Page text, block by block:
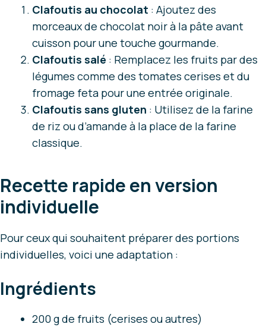
Clafoutis au chocolat : Ajoutez des
morceaux de chocolat noir à la pâte avant
cuisson pour une touche gourmande.
Clafoutis salé : Remplacez les fruits par des
légumes comme des tomates cerises et du
fromage feta pour une entrée originale.
Clafoutis sans gluten : Utilisez de la farine
de riz ou d’amande à la place de la farine
classique.
Recette rapide en version
individuelle
Pour ceux qui souhaitent préparer des portions
individuelles, voici une adaptation :
Ingrédients
200 g de fruits (cerises ou autres)